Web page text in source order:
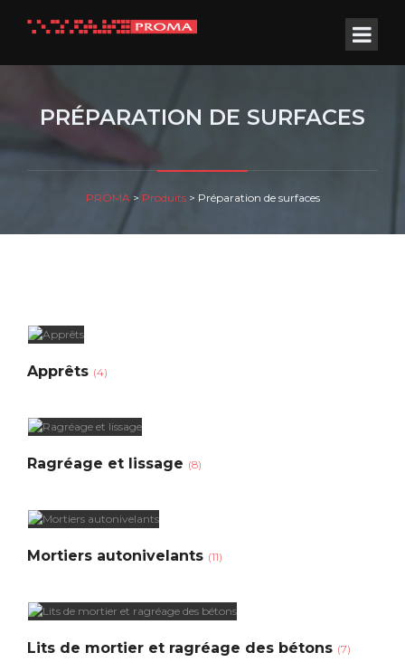
PRÉPARATION DE SURFACES
PROMA> Produits> Préparation de surfaces
Apprêts (4)
Ragréage et lissage (8)
Mortiers autonivelants (11)
Lits de mortier et ragréage des bétons (7)